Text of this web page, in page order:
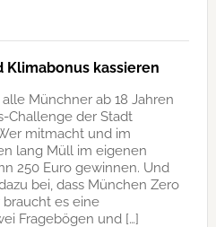
kassieren
Münchner ab 18 Jahren
Challenge der Stadt
mitmacht und im
lang Müll im eigenen
250 Euro gewinnen. Und
bei, dass München Zero
braucht es eine
Fragebögen und […]